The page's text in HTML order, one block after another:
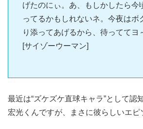
げたのにぃ。あ、もしかしたら今
ってるかもしれないネ。今夜はボ
り添ってあげるから、待っててヨ
[サイゾーウーマン]
最近は“ズケズケ直球キャラ”として認
宏光くんですが、まさに彼らしいエピ